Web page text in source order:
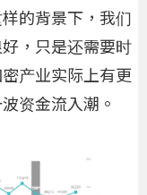
的背景下，我们
，只是还需要时
产业实际上有更
资金流入潮。